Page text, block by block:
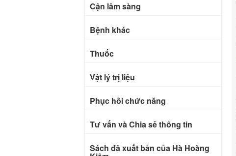
Cận lâm sàng
Bệnh khác
Thuốc
Vật lý trị liệu
Phục hồi chức năng
Tư vấn và Chia sẻ thông tin
Sách đã xuất bản của Hà Hoàng